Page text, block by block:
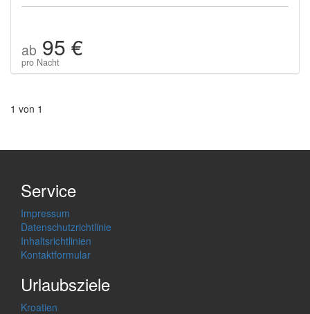
ab 95 €
pro Nacht
1 von 1
Service
Impressum
Datenschutzrichtlinie
Inhaltsrichtlinien
Kontaktformular
Urlaubsziele
Kroatien